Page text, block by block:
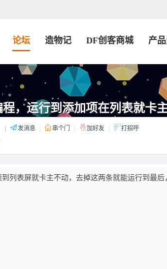
论坛 造物记 DF创客商城 产
，运行到添加项在列表就卡
发消息 串个门 加好友 打招呼
列表屏就卡主不动，去掉这两条就能运行到最后